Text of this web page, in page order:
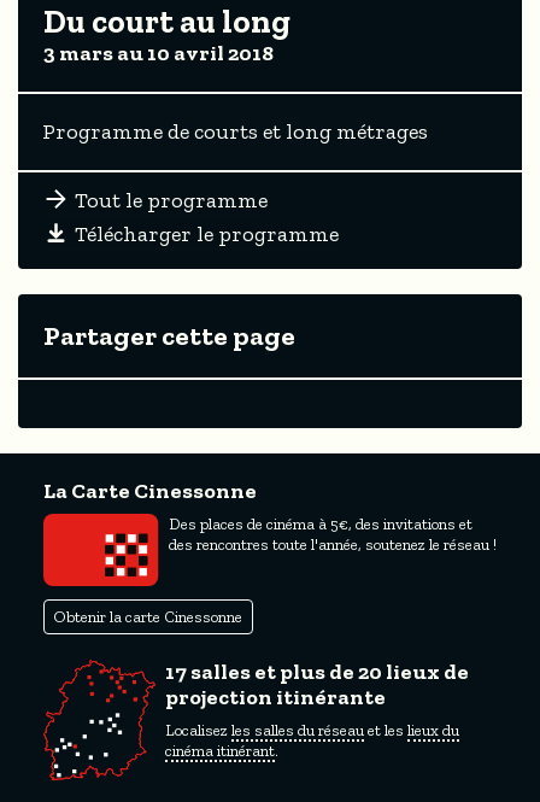
Du court au long
3 mars au 10 avril 2018
Programme de courts et long métrages
Tout le programme
Télécharger le programme
Partager cette page
La Carte Cinessonne
Des places de cinéma à 5€, des invitations et
des rencontres toute l'année, soutenez le réseau !
Obtenir la carte Cinessonne
17 salles et plus de 20 lieux de
projection itinérante
Localisez les salles du réseau et les lieux du
cinéma itinérant.